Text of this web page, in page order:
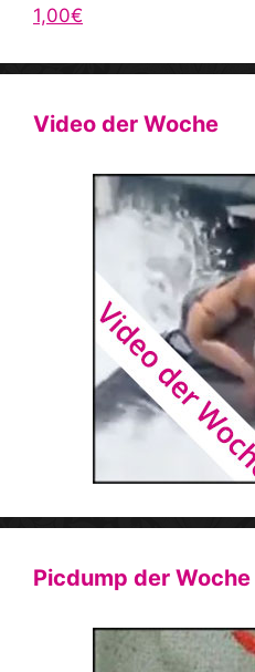
1,00€
Video der Woche
Picdump der Woche